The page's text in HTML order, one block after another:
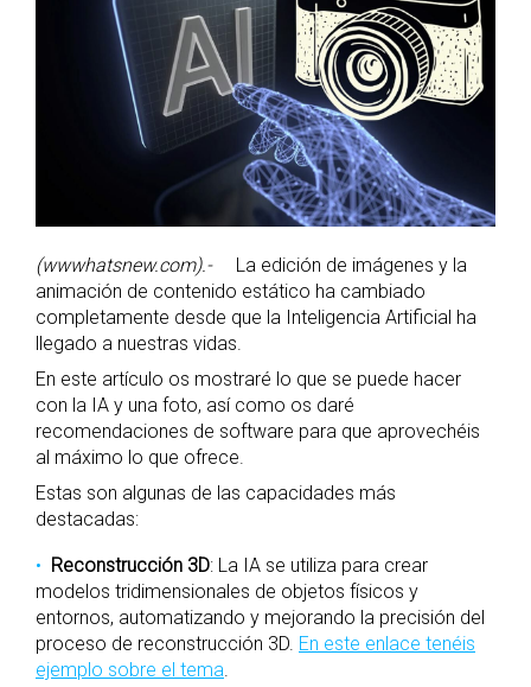
(wwwhatsnew.com).- La edición de imágenes y la
animación de contenido estático ha cambiado
completamente desde que la Inteligencia Artificial ha
llegado a nuestras vidas.
En este artículo os mostraré lo que se puede hacer
con la IA y una foto, así como os daré
recomendaciones de software para que aprovechéis
al máximo lo que ofrece.
Estas son algunas de las capacidades más
destacadas:
Reconstrucción 3D: La IA se utiliza para crear
modelos tridimensionales de objetos físicos y
entornos, automatizando y mejorando la precisión del
proceso de reconstrucción 3D. En este enlace tenéis
ejemplo sobre el tema.